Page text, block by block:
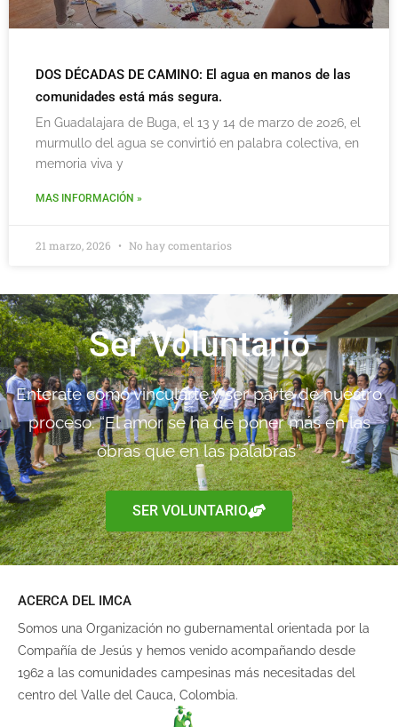
DOS DÉCADAS DE CAMINO: El agua en manos de las
comunidades está más segura.
En Guadalajara de Buga, el 13 y 14 de marzo de 2026, el
murmullo del agua se convirtió en palabra colectiva, en
memoria viva y
MAS INFORMACIÓN »
21 marzo, 2026 No hay comentarios
Ser Voluntario
Enterate como vincularte y ser parte de nuestro
proceso. “El amor se ha de poner más en las
obras que en las palabras”
SER VOLUNTARIO
ACERCA DEL IMCA
Somos una Organización no gubernamental orientada por la
Compañía de Jesús y hemos venido acompañando desde
1962 a las comunidades campesinas más necesitadas del
centro del Valle del Cauca, Colombia.